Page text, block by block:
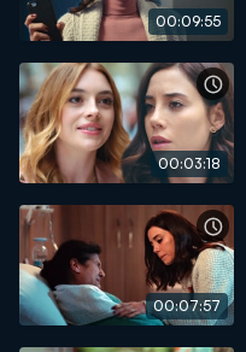
00:09:55
00:03:18
00:07:57